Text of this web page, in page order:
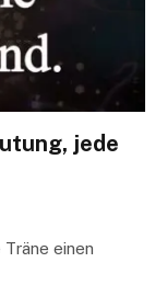
jede
einen